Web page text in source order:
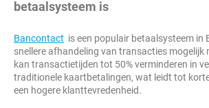
betaalsysteem is
Bancontact is een populair betaalsysteem in
snellere afhandeling van transacties mogelijk
kan transactietijden tot 50% verminderen in
traditionele kaartbetalingen, wat leidt tot
een hogere klanttevredenheid.